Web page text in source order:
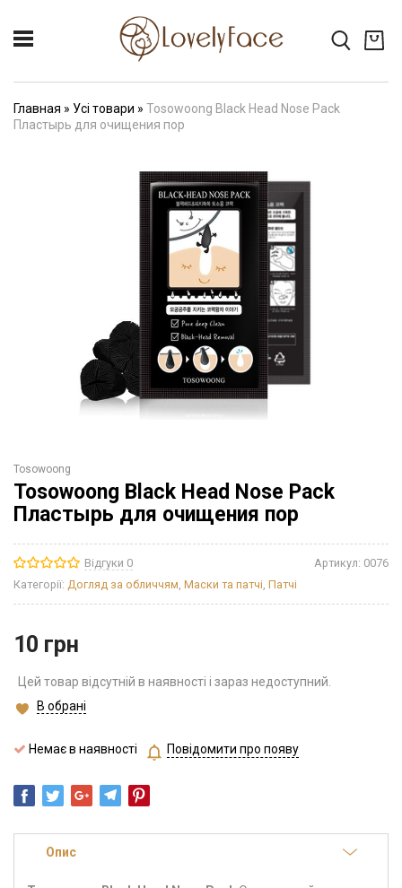
Главная » Усі товари » Tosowoong Black Head Nose Pack
Пластырь для очищения пор
Tosowoong
Tosowoong Black Head Nose Pack
Пластырь для очищения пор
Відгуки 0 Артикул: 0076
Категорії: Догляд за обличчям, Маски та патчі, Патчі
10 грн
Цей товар відсутній в наявності і зараз недоступний.
В обрані
Немає в наявності Повідомити про появу
Опис